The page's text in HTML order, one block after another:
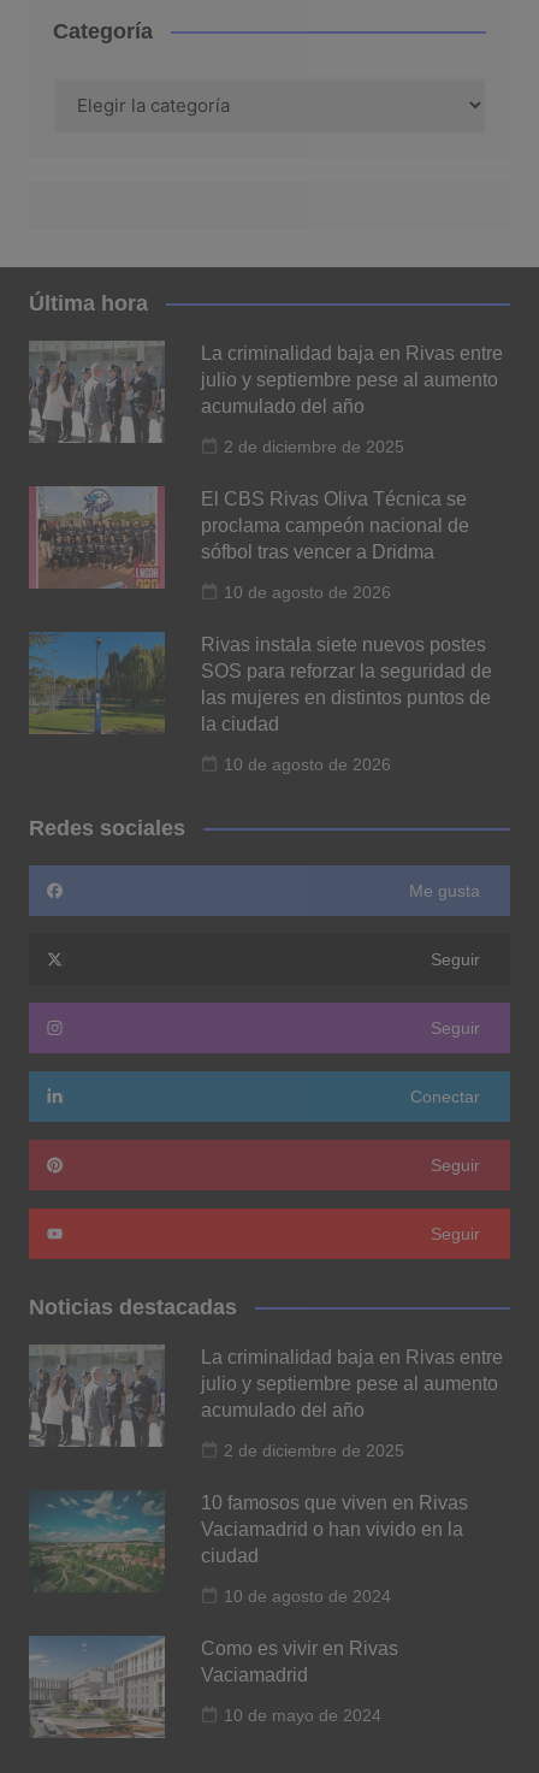
Categoría
Última hora
La criminalidad baja en Rivas entre
julio y septiembre pese al aumento
acumulado del año
2 de diciembre de 2025
El CBS Rivas Oliva Técnica se
proclama campeón nacional de
sófbol tras vencer a Dridma
10 de agosto de 2026
Rivas instala siete nuevos postes
SOS para reforzar la seguridad de
las mujeres en distintos puntos de
la ciudad
10 de agosto de 2026
Redes sociales
Me gusta
Seguir
Seguir
Conectar
Seguir
Seguir
Noticias destacadas
La criminalidad baja en Rivas entre
julio y septiembre pese al aumento
acumulado del año
2 de diciembre de 2025
10 famosos que viven en Rivas
Vaciamadrid o han vivido en la
ciudad
10 de agosto de 2024
Como es vivir en Rivas
Vaciamadrid
10 de mayo de 2024